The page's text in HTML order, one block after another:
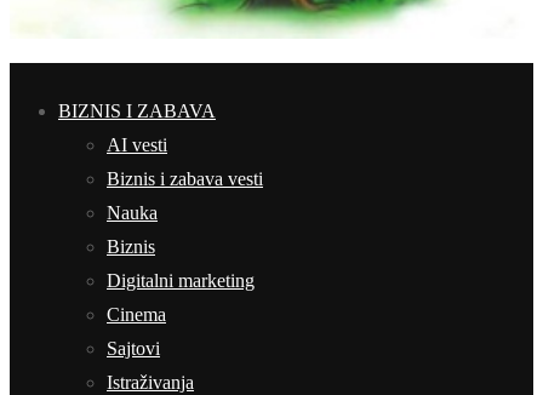
BIZNIS I ZABAVA
AI vesti
Biznis i zabava vesti
Nauka
Biznis
Digitalni marketing
Cinema
Sajtovi
Istraživanja